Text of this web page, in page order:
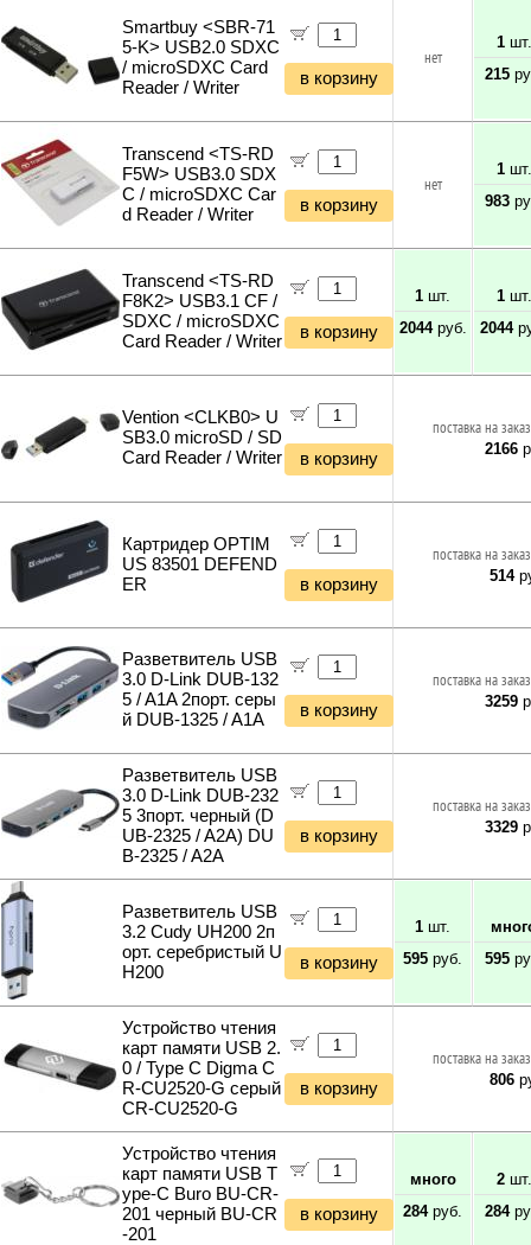
Smartbuy <SBR-71
5-K> USB2.0 SDXC
/ microSDXC Card
Reader / Writer
в корзину
нет
1шт.
215
Transcend <TS-RD
F5W> USB3.0 SDX
C / microSDXC Car
d Reader / Writer
в корзину
нет
1шт.
983
Transcend <TS-RD
F8K2> USB3.1 CF /
SDXC / microSDXC
Card Reader / Writer
в корзину
1 шт.
2044руб.
1шт.
2044
Vention <CLKB0> U
SB3.0 microSD / SD
Card Reader / Writer
в корзину
поставка на
2166
Картридер OPTIM
US 83501 DEFEND
ER
в корзину
поставка на
514
Разветвитель USB
3.0 D-Link DUB-132
5 / A1A 2порт. серы
й DUB-1325 / A1A
в корзину
поставка на
3259
Разветвитель USB
3.0 D-Link DUB-232
5 3порт. черный (D
UB-2325 / A2A) DU
B-2325 / A2A
в корзину
поставка на
3329
Разветвитель USB
3.2 Cudy UH200 2п
орт. серебристый U
H200
в корзину
1 шт.
595 руб.
595
Устройство чтения
карт памяти USB 2.
0 / Type C Digma C
R-CU2520-G серый
CR-СU2520-G
в корзину
поставка на
806
Устройство чтения
карт памяти USB T
ype-C Buro BU-CR-
201 черный BU-CR
-201
в корзину
много
284руб.
2шт.
284